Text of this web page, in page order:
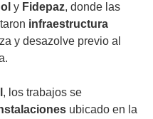
y Fidepaz, donde las
infraestructura
y desazolve previo al
, los trabajos se
ubicado en la